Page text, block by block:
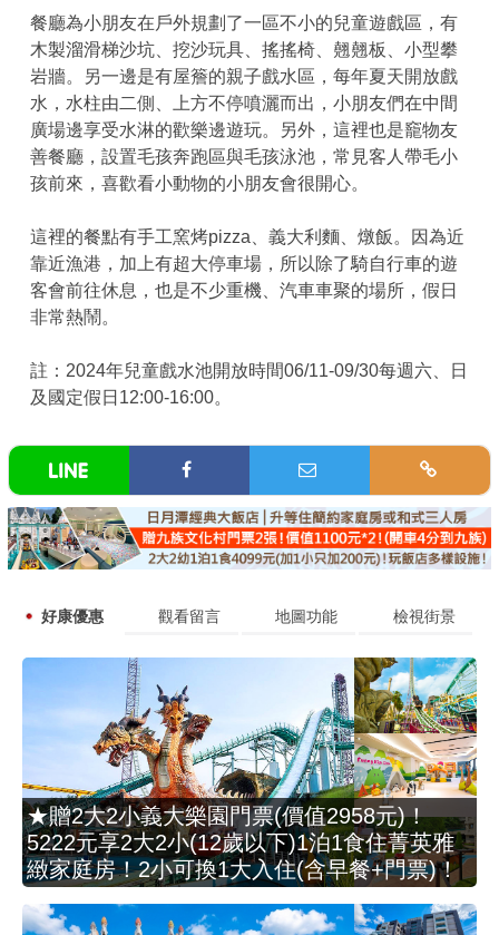
餐廳為小朋友在戶外規劃了一區不小的兒童遊戲區，有
木製溜滑梯沙坑、挖沙玩具、搖搖椅、翹翹板、小型攀
岩牆。另一邊是有屋簷的親子戲水區，每年夏天開放戲
水，水柱由二側、上方不停噴灑而出，小朋友們在中間
廣場邊享受水淋的歡樂邊遊玩。另外，這裡也是竉物友
善餐廳，設置毛孩奔跑區與毛孩泳池，常見客人帶毛小
孩前來，喜歡看小動物的小朋友會很開心。
這裡的餐點有手工窯烤pizza、義大利麵、燉飯。因為近
靠近漁港，加上有超大停車場，所以除了騎自行車的遊
客會前往休息，也是不少重機、汽車車聚的場所，假日
非常熱鬧。
註：2024年兒童戲水池開放時間06/11-09/30每週六、日
及國定假日12:00-16:00。
好康優惠 觀看留言 地圖功能 檢視街景
★贈2大2小義大樂園門票(價值2958元)！
5222元享2大2小(12歲以下)1泊1食住菁英雅
緻家庭房！2小可換1大入住(含早餐+門票)！